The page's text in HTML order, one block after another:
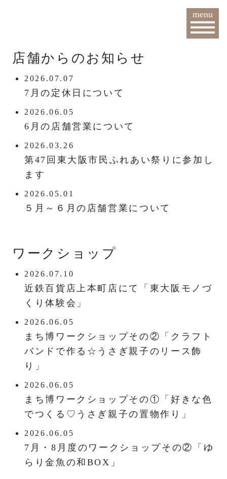
menu
店舗からのお知らせ
2026.07.07
7月の定休日について
2026.06.05
6月の店舗営業について
2026.03.26
第47回東大阪市民ふれあい祭りに参加し
ます
2026.05.01
５月～６月の店舗営業について
ワークショップ
2026.07.10
近鉄百貨店上本町店にて「東大阪モノづ
くり体験会」
2026.06.05
まち博ワークショップその②「クラフト
バンドで作る☆うさぎ親子のリース飾
り」
2026.06.05
まち博ワークショップその①「好きな色
でつくる♡うさぎ親子の置物作り」
2026.06.05
7月・8月度のワークショップその②「ゆ
らり金魚の和BOX」